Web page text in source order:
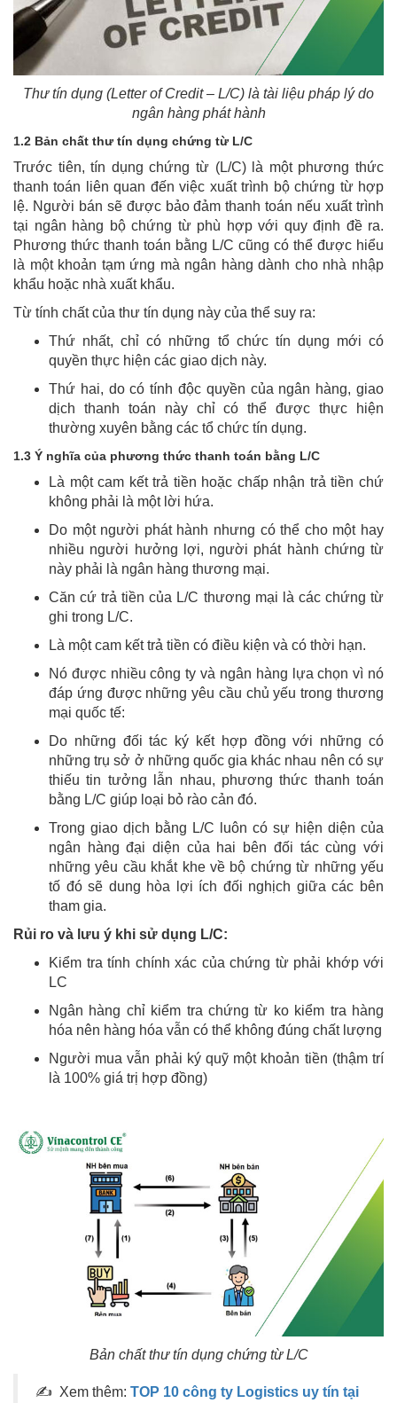
Thư tín dụng (Letter of Credit – L/C) là tài liệu pháp lý do
ngân hàng phát hành
1.2 Bản chất thư tín dụng chứng từ L/C
Trước tiên, tín dụng chứng từ (L/C) là một phương thức
thanh toán liên quan đến việc xuất trình bộ chứng từ hợp
lệ. Người bán sẽ được bảo đảm thanh toán nếu xuất trình
tại ngân hàng bộ chứng từ phù hợp với quy định đề ra.
Phương thức thanh toán bằng L/C cũng có thể được hiểu
là một khoản tạm ứng mà ngân hàng dành cho nhà nhập
khẩu hoặc nhà xuất khẩu.
Từ tính chất của thư tín dụng này của thể suy ra:
Thứ nhất, chỉ có những tổ chức tín dụng mới có
quyền thực hiện các giao dịch này.
Thứ hai, do có tính độc quyền của ngân hàng, giao
dịch thanh toán này chỉ có thể được thực hiện
thường xuyên bằng các tổ chức tín dụng.
1.3 Ý nghĩa của phương thức thanh toán bằng L/C
Là một cam kết trả tiền hoặc chấp nhận trả tiền chứ
không phải là một lời hứa.
Do một người phát hành nhưng có thể cho một hay
nhiều người hưởng lợi, người phát hành chứng từ
này phải là ngân hàng thương mại.
Căn cứ trả tiền của L/C thương mại là các chứng từ
ghi trong L/C.
Là một cam kết trả tiền có điều kiện và có thời hạn.
Nó được nhiều công ty và ngân hàng lựa chọn vì nó
đáp ứng được những yêu cầu chủ yếu trong thương
mại quốc tế:
Do những đối tác ký kết hợp đồng với những có
những trụ sở ở những quốc gia khác nhau nên có sự
thiếu tin tưởng lẫn nhau, phương thức thanh toán
bằng L/C giúp loại bỏ rào cản đó.
Trong giao dịch bằng L/C luôn có sự hiện diện của
ngân hàng đại diện của hai bên đối tác cùng với
những yêu cầu khắt khe về bộ chứng từ những yếu
tố đó sẽ dung hòa lợi ích đối nghịch giữa các bên
tham gia.
Rủi ro và lưu ý khi sử dụng L/C:
Kiểm tra tính chính xác của chứng từ phải khớp với
LC
Ngân hàng chỉ kiểm tra chứng từ ko kiểm tra hàng
hóa nên hàng hóa vẫn có thể không đúng chất lượng
Người mua vẫn phải ký quỹ một khoản tiền (thậm trí
là 100% giá trị hợp đồng)
Bản chất thư tín dụng chứng từ L/C
✍ Xem thêm: TOP 10 công ty Logistics uy tín tại